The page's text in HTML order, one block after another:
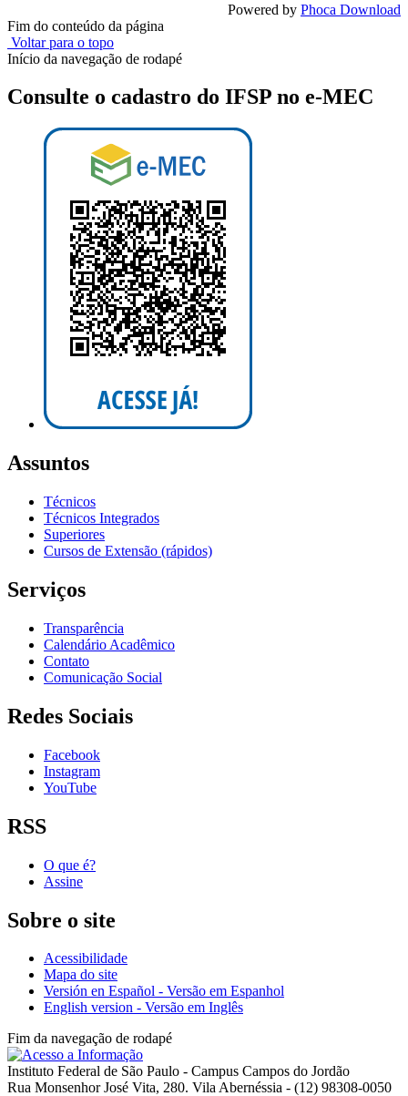
Powered by Phoca Download
Fim do conteúdo da página
Voltar para o topo
Início da navegação de rodapé
Consulte o cadastro do IFSP no e-MEC
Assuntos
Técnicos
Técnicos Integrados
Superiores
Cursos de Extensão (rápidos)
Serviços
Transparência
Calendário Acadêmico
Contato
Comunicação Social
Redes Sociais
Facebook
Instagram
YouTube
RSS
O que é?
Assine
Sobre o site
Acessibilidade
Mapa do site
Versión en Español - Versão em Espanhol
English version - Versão em Inglês
Fim da navegação de rodapé
Instituto Federal de São Paulo - Campus Campos do Jordão
Rua Monsenhor José Vita, 280. Vila Abernéssia - (12) 98308-0050